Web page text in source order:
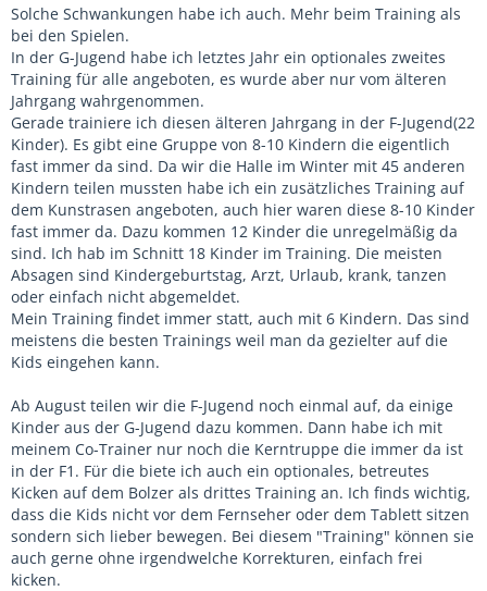
Solche Schwankungen habe ich auch. Mehr beim Training als
bei den Spielen.
In der G-Jugend habe ich letztes Jahr ein optionales zweites
Training für alle angeboten, es wurde aber nur vom älteren
Jahrgang wahrgenommen.
Gerade trainiere ich diesen älteren Jahrgang in der F-Jugend(22
Kinder). Es gibt eine Gruppe von 8-10 Kindern die eigentlich
fast immer da sind. Da wir die Halle im Winter mit 45 anderen
Kindern teilen mussten habe ich ein zusätzliches Training auf
dem Kunstrasen angeboten, auch hier waren diese 8-10 Kinder
fast immer da. Dazu kommen 12 Kinder die unregelmäßig da
sind. Ich hab im Schnitt 18 Kinder im Training. Die meisten
Absagen sind Kindergeburtstag, Arzt, Urlaub, krank, tanzen
oder einfach nicht abgemeldet.
Mein Training findet immer statt, auch mit 6 Kindern. Das sind
meistens die besten Trainings weil man da gezielter auf die
Kids eingehen kann.
Ab August teilen wir die F-Jugend noch einmal auf, da einige
Kinder aus der G-Jugend dazu kommen. Dann habe ich mit
meinem Co-Trainer nur noch die Kerntruppe die immer da ist
in der F1. Für die biete ich auch ein optionales, betreutes
Kicken auf dem Bolzer als drittes Training an. Ich finds wichtig,
dass die Kids nicht vor dem Fernseher oder dem Tablett sitzen
sondern sich lieber bewegen. Bei diesem "Training" können sie
auch gerne ohne irgendwelche Korrekturen, einfach frei
kicken.